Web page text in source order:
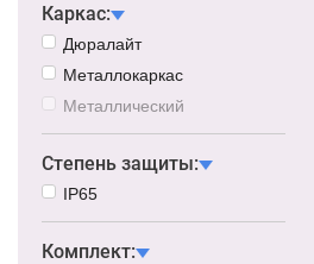
Каркас:
Дюралайт
Металлокаркас
Металлический
Степень защиты:
IP65
Комплект: